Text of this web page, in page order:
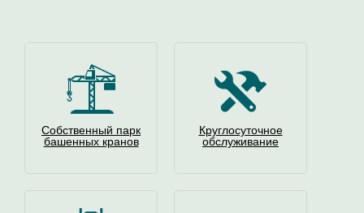
Собственный парк
башенных кранов
Круглосуточное
обслуживание